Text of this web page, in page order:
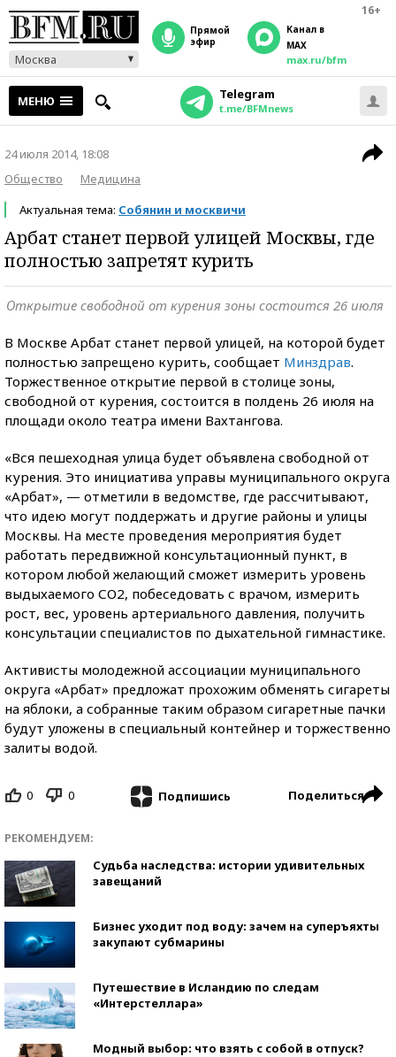
16+
Москва
прямой
эфир
Канал в
MAX
max.ru/bfm
МЕНЮ Telegram
t.me/BFMnews
24 июля 2014, 18:08
Общество
Медицина
Актуальная тема: Собянин и москвичи
Арбат станет первой улицей Москвы, где
полностью запретят курить
Открытие свободной от курения зоны состоится 26 июля
В Москве Арбат станет первой улицей, на которой будет
полностью запрещено курить, сообщает Минздрав.
Торжественное открытие первой в столице зоны,
свободной от курения, состоится в полдень 26 июля на
площади около театра имени Вахтангова.
«Вся пешеходная улица будет объявлена свободной от
курения. Это инициатива управы муниципального округа
«Арбат», — отметили в ведомстве, где рассчитывают,
что идею могут поддержать и другие районы и улицы
Москвы. На месте проведения мероприятия будет
работать передвижной консультационный пункт, в
котором любой желающий сможет измерить уровень
выдыхаемого СО2, побеседовать с врачом, измерить
рост, вес, уровень артериального давления, получить
консультации специалистов по дыхательной гимнастике.
Активисты молодежной ассоциации муниципального
округа «Арбат» предложат прохожим обменять сигареты
на яблоки, а собранные таким образом сигаретные пачки
будут уложены в специальный контейнер и торжественно
залиты водой.
0 0 Подпишись Поделиться
РЕКОМЕНДУЕМ:
Судьба наследства: истории удивительных
завещаний
Бизнес уходит под воду: зачем на суперъяхты
закупают субмарины
Путешествие в Исландию по следам
«Интерстеллара»
Модный выбор: что взять с собой в отпуск?